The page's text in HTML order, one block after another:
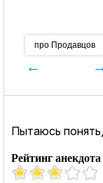
про Продавцов
←
Пытаюсь
Рейтинг анекдота